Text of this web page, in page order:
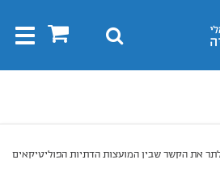
0 חיפוש
את הקשר שבין המועצות הדתיות הפוליטיקאים